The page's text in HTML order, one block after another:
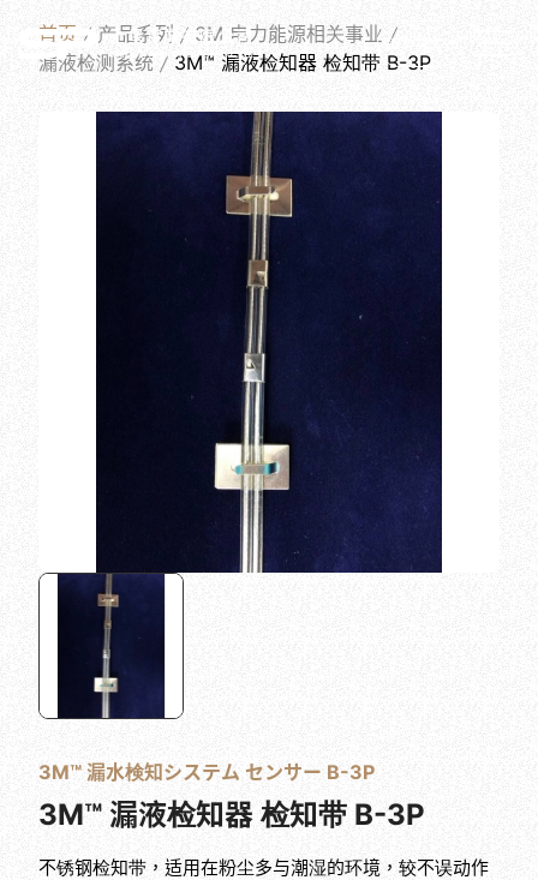
简体中文
PRODUCTS
首页 产品系列
3M 电力能源相关事业
漏液检测系统
3M™ 漏液检知器 检知带 B-3P
3M™ 漏水検知システム センサー B-3P
3M™ 漏液检知器 检知带 B-3P
不锈钢检知带，适用在粉尘多与潮湿的环境，较不误动作